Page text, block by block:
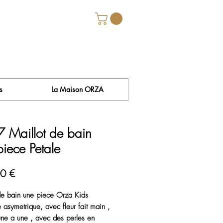
La Maison ORZA
Maillot de bain
Petale
€Prix
bain une piece Orza Kids
asymetrique, avec fleur fait main ,
a une , avec des perles en